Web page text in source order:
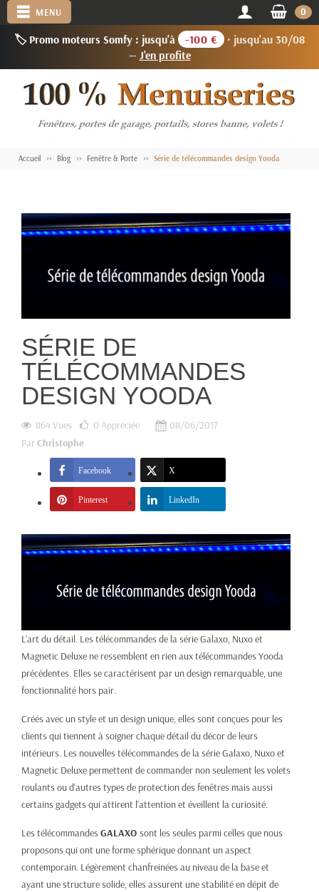
🏷️ Promo moteurs Somfy : jusqu'à -100 €
· jusqu'au 30/08
— J'en profite
MENU 0
Accueil Blog Fenêtre & Porte Série de télécommandes design Yooda
SÉRIE DE
TÉLÉCOMMANDES
DESIGN YOODA
864 Vues 0 Appréciée
08/06/2017
ParChristophe
Facebook X
Pinterest LinkedIn
L'art du détail. Les télécommandes de la série Galaxo, Nuxo et
Magnetic Deluxe ne ressemblent en rien aux télécommandes Yooda
précédentes. Elles se caractérisent par un design remarquable, une
fonctionnalité hors pair.
Créés avec un style et un design unique, elles sont conçues pour les
clients qui tiennent à soigner chaque détail du décor de leurs
intérieurs. Les nouvelles télécommandes de la série Galaxo, Nuxo et
Magnetic Deluxe permettent de commander non seulement les volets
roulants ou d'autres types de protection des fenêtres mais aussi
certains gadgets qui attirent l'attention et éveillent la curiosité.
Les télécommandesGALAXO sont les seules parmi celles que nous
proposons qui ont une forme sphérique donnant un aspect
contemporain. Légèrement chanfreinées au niveau de la base et
ayant une structure solide, elles assurent une stabilité en dépit de